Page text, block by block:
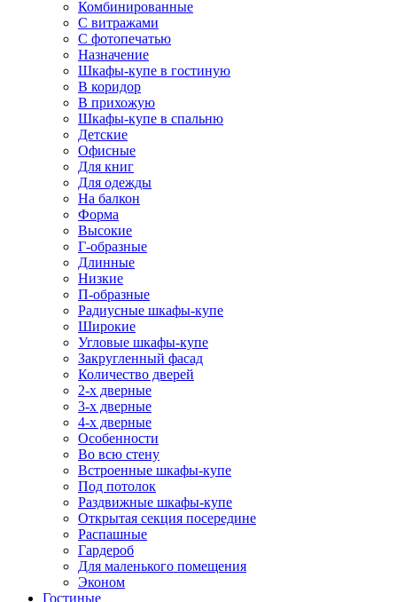
Комбинированные
С витражами
С фотопечатью
Назначение
Шкафы-купе в гостиную
В коридор
В прихожую
Шкафы-купе в спальню
Детские
Офисные
Для книг
Для одежды
На балкон
Форма
Высокие
Г-образные
Длинные
Низкие
П-образные
Радиусные шкафы-купе
Широкие
Угловые шкафы-купе
Закругленный фасад
Количество дверей
2-х дверные
3-х дверные
4-х дверные
Особенности
Во всю стену
Встроенные шкафы-купе
Под потолок
Раздвижные шкафы-купе
Открытая секция посередине
Распашные
Гардероб
Для маленького помещения
Эконом
Гостиные